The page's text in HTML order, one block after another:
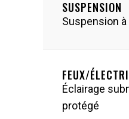
SUSPENSION
Suspension
FEUX/
Éclairage
protégé